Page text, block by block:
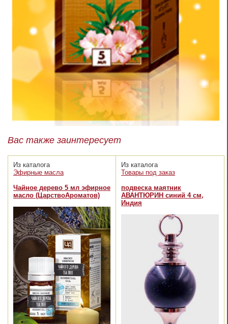
Вас также заинтересует
Из каталога
Эфирные масла
Чайное дерево 5 мл эфирное
масло (ЦарствоАроматов)
Из каталога
Товары под заказ
подвеска маятник
АВАНТЮРИН синий 4 см,
Индия